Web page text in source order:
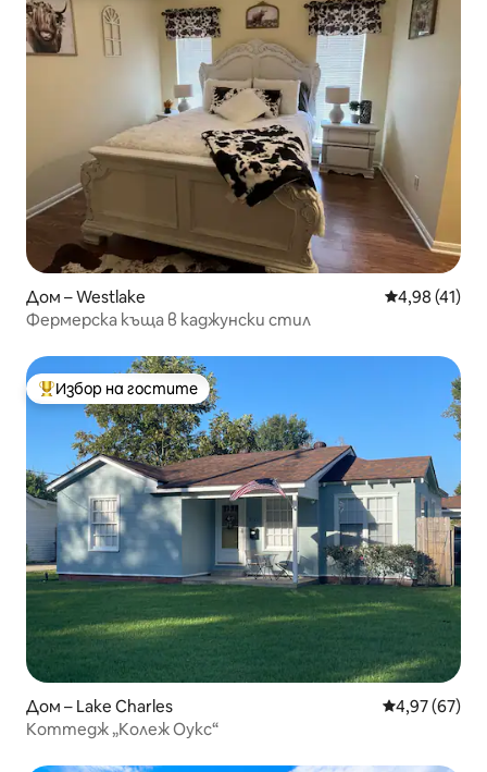
Дом – Westlake Средна
4,98 (41)
Фермерска къща в каджунски стил
Най-популярен избор на гостите
Избор на гостите
Дом – Lake Charles Средна
4,97 (67)
Коттедж „Колеж Оукс“